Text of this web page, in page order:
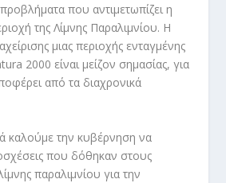
που αντιμετωπίζει η
της Λίμνης Παραλιμνίου. Η
μιας περιοχής ενταγμένης
2000 είναι μείζον σημασίας, για
από τα διαχρονικά
καλούμε την κυβέρνηση να
που δόθηκαν στους
παραλιμνίου για την